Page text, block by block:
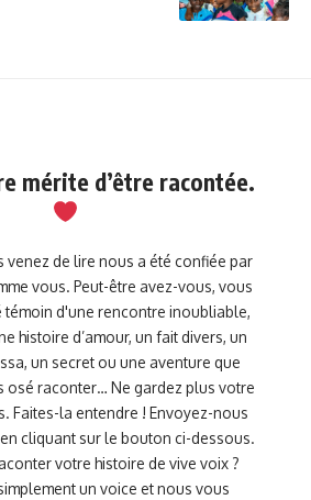
mérite d’être racontée.
venez de lire nous a été confiée par
vous. Peut-être avez-vous, vous
témoin d'une rencontre inoubliable,
histoire d’amour, un fait divers, un
un secret ou une aventure que
osé raconter… Ne gardez plus votre
Faites-la entendre ! Envoyez-nous
cliquant sur le bouton ci-dessous.
votre histoire de vive voix ?
un voice et nous vous